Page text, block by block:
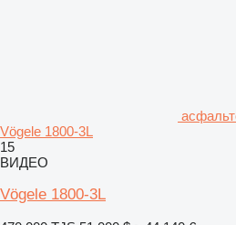
Vögele 1800-3L
15
ВИДЕО
Vögele 1800-3L